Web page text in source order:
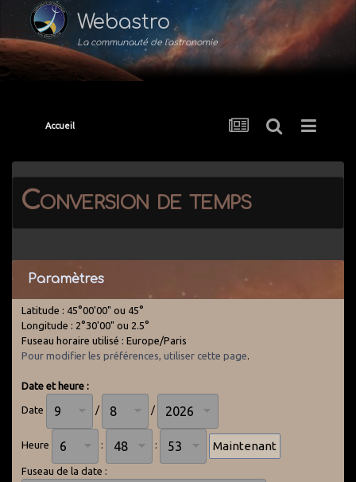
Webastro
La communauté de l'astronomie
Accueil
Conversion de temps
Paramètres
Latitude : 45°00'00" ou 45°
Longitude : 2°30'00" ou 2.5°
Fuseau horaire utilisé : Europe/Paris
Pour modifier les préférences, utiliser cette page.
Date et heure :
Date / /
Heure : :
Fuseau de la date :